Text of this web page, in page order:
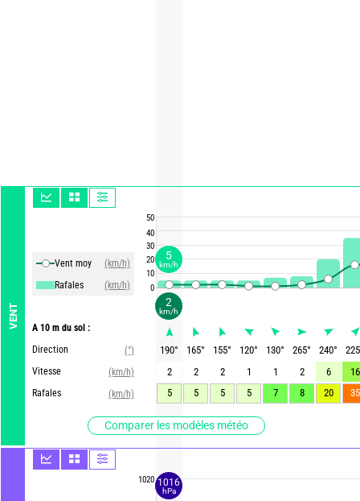
VENT
Vent moy
(km/h)
Rafales
(km/h)
A 10 m du sol :
Direction
(°)
Vitesse
(km/h)
Rafales
(km/h)
Comparer les modèles météo
50
40
30
20
10
0
1020
190° 165° 155° 120° 130° 265° 240°
225
2
2 2 1 1 2 6
16
5
5 5 5 7 8 20 35
2
km/h
5
km/h
1016
hPa